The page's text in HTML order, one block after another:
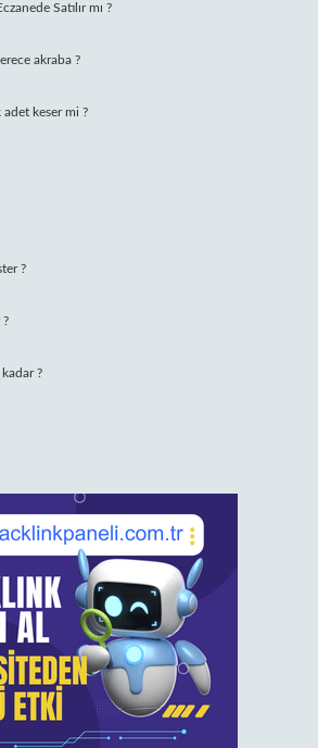
Satılır mı ?
akraba ?
keser mi ?
?
kadar ?